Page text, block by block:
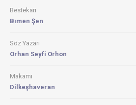
Bestekarı
Bımen Şen
Söz Yazarı
Orhan Seyfi Orhon
Makamı
Dilkeşhaveran